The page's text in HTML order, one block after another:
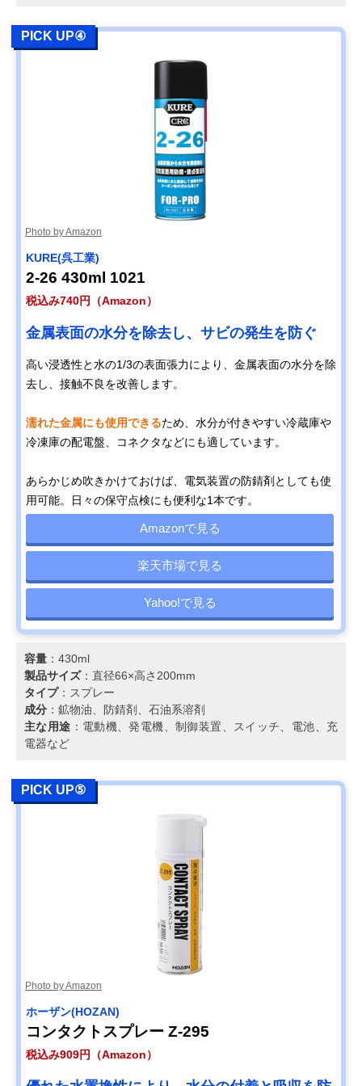
PICK UP④
Photo by Amazon
KURE(呉工業)
2-26 430ml 1021
税込み740円（Amazon）
金属表面の水分を除去し、サビの発生を防ぐ
高い浸透性と水の1/3の表面張力により、金属表面の水分を除
去し、接触不良を改善します。
濡れた金属にも使用できるため、水分が付きやすい冷蔵庫や
冷凍庫の配電盤、コネクタなどにも適しています。
あらかじめ吹きかけておけば、電気装置の防錆剤としても使
用可能。日々の保守点検にも便利な1本です。
Amazonで見る
楽天市場で見る
Yahoo!で見る
容量 ：430ml
製品サイズ：直径66×高さ200mm
タイプ：スプレー
成分 ：鉱物油、防錆剤、石油系溶剤
主な用途 ：電動機、発電機、制御装置、スイッチ、電池、充
電器など
PICK UP⑤
Photo by Amazon
ホーザン(HOZAN)
コンタクトスプレー Z-295
税込み909円（Amazon）